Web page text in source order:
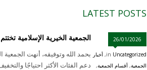
LATEST POSTS
26/01/2026
in Uncategorized
, أخبار
الجمعية, أقسام الجمعية,
الجمعية الخيرية الإسلامية تختتم
دعم الفئات الأكثر احتياجًا